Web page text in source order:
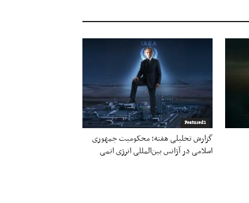
Featured1
گزارش تحلیلی هفته؛ محکومیت جمهوری
اسلامی در آژانس بین‌المللی انرژی اتمی